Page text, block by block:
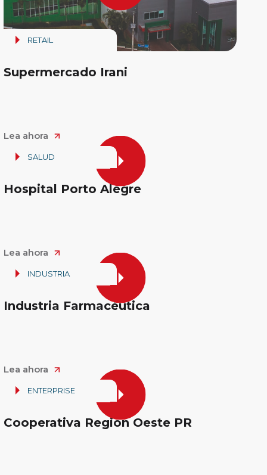
RETAIL
Supermercado Irani
Lea ahora
SALUD
Hospital Porto Alegre
Lea ahora
INDUSTRIA
Industria Farmacéutica
Lea ahora
ENTERPRISE
Cooperativa Región Oeste PR